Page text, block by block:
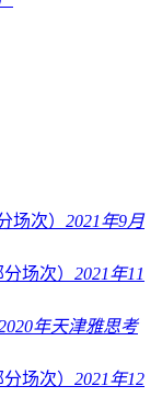
2021年9月
2021年11
年天津雅思考
2021年12